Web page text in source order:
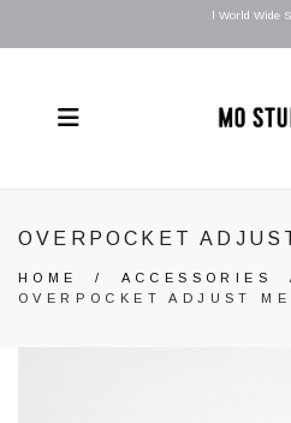
l World Wide
OVERPOCKET
HOME / ACCESSORIES
OVERPOCKET ADJUST ME